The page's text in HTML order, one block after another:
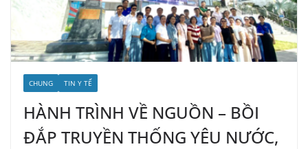
CHUNG TIN Y TẾ
HÀNH TRÌNH VỀ NGUỒN – BỒI
ĐẮP TRUYỀN THỐNG YÊU NƯỚC,